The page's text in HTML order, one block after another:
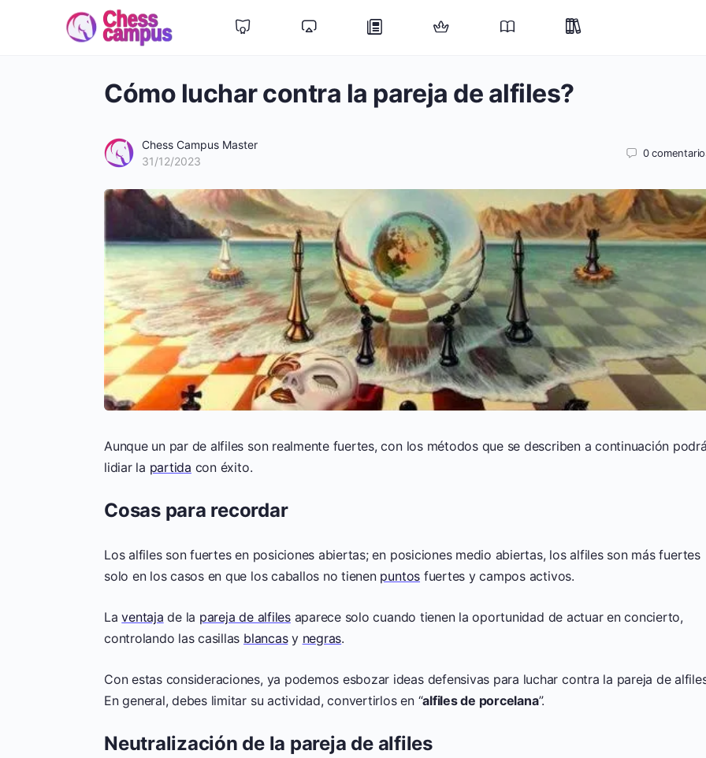
Cómo luchar contra la pareja de alfiles?
Chess Campus Master
31/12/2023
0
Aunque un par de alfiles son realmente fuertes, con los métodos que se describen a continuación
lidiar la partida con éxito.
Cosas para recordar
Los alfiles son fuertes en posiciones abiertas; en posiciones medio abiertas, los alfiles son más fuertes
solo en los casos en que los caballos no tienen puntos fuertes y campos activos.
Laventaja de la pareja de alfilesaparece solo cuando tienen la oportunidad de actuar en concierto,
controlando las casillas blancasy negras.
Con estas consideraciones, ya podemos esbozar ideas defensivas para luchar contra la pareja de
En general, debes limitar su actividad, convertirlos en “alfiles de porcelana”.
Neutralización de la pareja de alfiles